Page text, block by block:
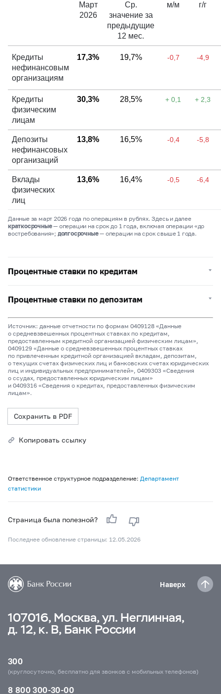
Март
2026
Ср.
значение за
предыдущие
12 мес.
м/м г/г
Кредиты
нефинансовым
организациям
17,3% 19,7% -0,7 -4,9
Кредиты
физическим
лицам
30,3% 28,5% + 0,1 + 2,3
Депозиты
нефинансовых
организаций
13,8% 16,5% -0,4 -5,8
Вклады
физических
лиц
13,6% 16,4% -0,5 -6,4
Данные за март 2026 года по операциям в рублях. Здесь и далее
краткосрочные— операции на срок до 1 года, включая операции «до
востребования»; долгосрочные— операции на срок свыше 1 года.
Процентные ставки по кредитам
Процентные ставки по депозитам
Источник: данные отчетности по формам 0409128 «Данные
о средневзвешенных процентных ставках по кредитам,
предоставленным кредитной организацией физическим лицам»,
0409129 «Данные о средневзвешенных процентных ставках
по привлеченным кредитной организацией вкладам, депозитам,
о текущих счетах физических лиц и банковских счетах юридических
лиц и индивидуальных предпринимателей», 0409303 «Сведения
о ссудах, предоставленных юридическим лицам»
и 0409316 «Сведения о кредитах, предоставленных физическим
лицам».
Сохранить в PDF
Копировать ссылку
Ответственное структурное подразделение: Департамент
статистики
Страница была полезной?
Последнее обновление страницы: 12.05.2026
Наверх
107016, Москва, ул. Неглинная,
д. 12, к. В, Банк России
300
(круглосуточно, бесплатно для звонков с мобильных телефонов)
8 800 300-30-00